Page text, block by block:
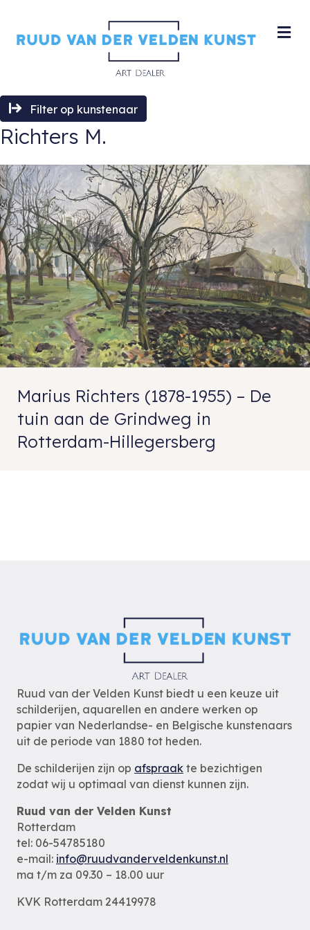
Filter op kunstenaar
Richters M.
Marius Richters (1878-1955) – De
tuin aan de Grindweg in
Rotterdam-Hillegersberg
Ruud van der Velden Kunst biedt u een keuze uit
schilderijen, aquarellen en andere werken op
papier van Nederlandse- en Belgische kunstenaars
uit de periode van 1880 tot heden.
De schilderijen zijn op afspraak te bezichtigen
zodat wij u optimaal van dienst kunnen zijn.
Ruud van der Velden Kunst
Rotterdam
tel: 06-54785180
e-mail: info@ruudvanderveldenkunst.nl
ma t/m za 09.30 – 18.00 uur
KVK Rotterdam 24419978